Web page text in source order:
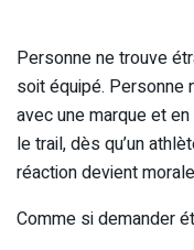
Personne ne trouve
soit équipé. Personne
avec une marque et
le trail, dès qu’un
réaction devient
Comme si demander